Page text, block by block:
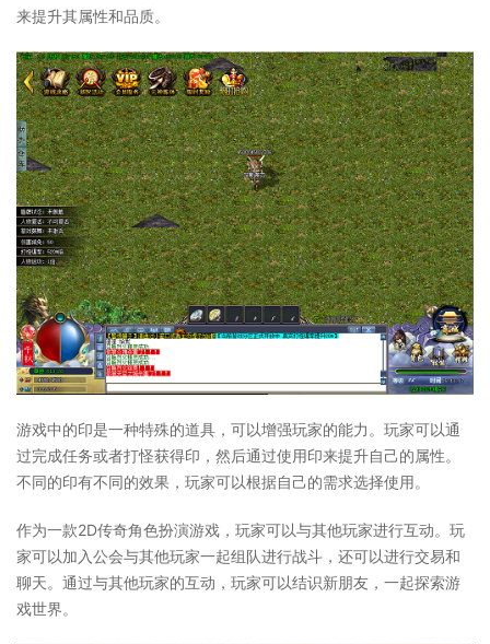
来提升其属性和品质。
游戏中的印是一种特殊的道具，可以增强玩家的能力。玩家可以通
过完成任务或者打怪获得印，然后通过使用印来提升自己的属性。
不同的印有不同的效果，玩家可以根据自己的需求选择使用。
作为一款2D传奇角色扮演游戏，玩家可以与其他玩家进行互动。玩
家可以加入公会与其他玩家一起组队进行战斗，还可以进行交易和
聊天。通过与其他玩家的互动，玩家可以结识新朋友，一起探索游
戏世界。